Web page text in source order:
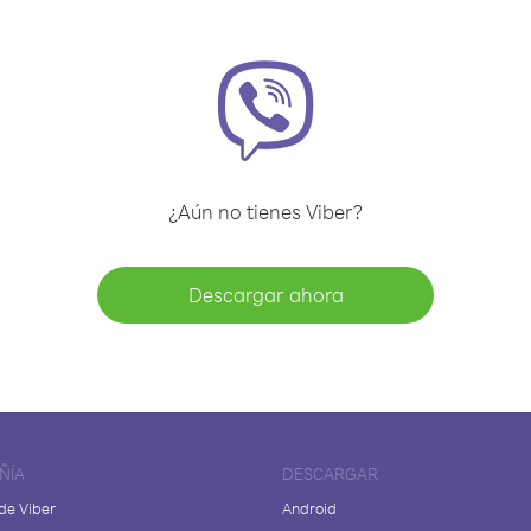
¿Aún no tienes Viber?
Descargar ahora
Viber
DESCARGAR
Android